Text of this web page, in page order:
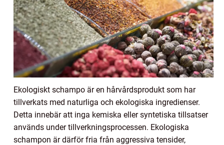
Ekologiskt schampo är en hårvårdsprodukt som har
tillverkats med naturliga och ekologiska ingredienser.
Detta innebär att inga kemiska eller syntetiska tillsatser
används under tillverkningsprocessen. Ekologiska
schampon är därför fria från aggressiva tensider,